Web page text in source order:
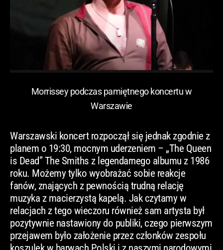
Morrissey podczas pamiętnego koncertu w
Warszawie
Warszawski koncert rozpoczął się jednak zgodnie z
planem o 19:30, mocnym uderzeniem – „The Queen
is Dead” The Smiths z legendarnego albumu z 1986
roku. Możemy tylko wyobrażać sobie reakcje
fanów, znających z pewnością trudną relację
muzyka z macierzystą kapelą. Jak czytamy w
relacjach z tego wieczoru również sam artysta był
pozytywnie nastawiony do publiki, czego pierwszym
przejawem było założenie przez członków zespołu